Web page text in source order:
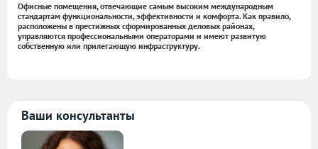
Офисные помещения, отвечающие самым высоким международным
стандартам функциональности, эффективности и комфорта. Как правило,
расположены в престижных сформированных деловых районах,
управляются профессиональными операторами и имеют развитую
собственную или прилегающую инфраструктуру.
Ваши консультанты